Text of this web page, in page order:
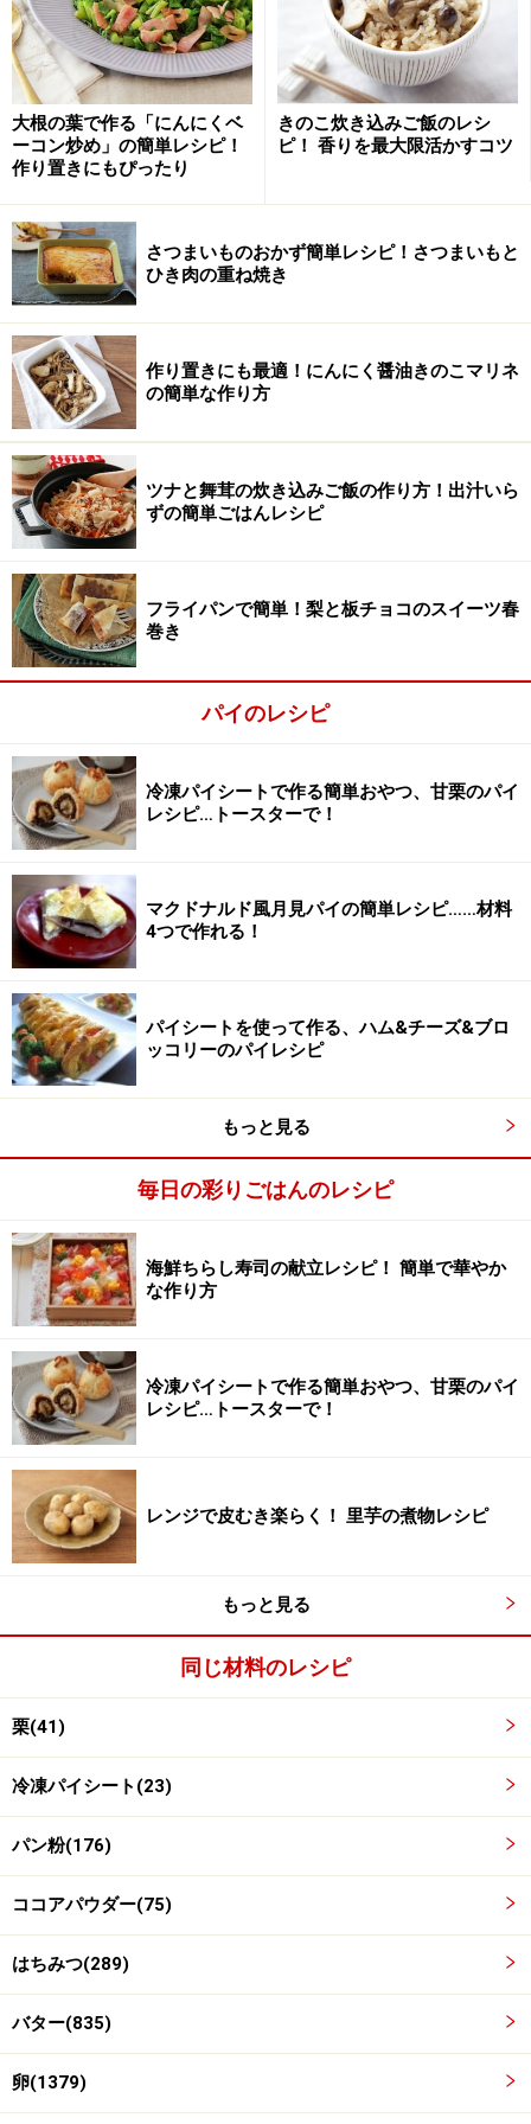
甘栗で簡単おやつパイの作り方・手順
■甘栗のパイ
1
めん棒で一回り大きくなるように伸ばす。
冷蔵庫に入れて、少し柔らかくなるまで解凍し、めん棒
で一回り大きくなるように伸ばす。
※すべて解凍してしまうと生地が引っ付きやすくなるの
で、半解凍くらいにすると扱いやすくなります。
2
全体がしっとりするまでよく混ぜる。
ボウルに、パン粉、ココアパウダー、はちみつ、牛乳を
加え、全体がしっとりするまでよく混ぜる。
3
ラップをひねりながら形をまとめる。
ラップに2のパン粉を広げ、真ん中に甘栗をのせる。パ
大根の葉で作る「にんにくベ
ーコン炒め」の簡単レシピ！
作り置きにもぴったり
きのこ炊き込みご飯のレシ
ピ！ 香りを最大限活かすコツ
さつまいものおかず簡単レシピ！さつまいもと
ひき肉の重ね焼き
作り置きにも最適！にんにく醤油きのこマリネ
の簡単な作り方
ツナと舞茸の炊き込みご飯の作り方！出汁いら
ずの簡単ごはんレシピ
フライパンで簡単！梨と板チョコのスイーツ春
巻き
パイのレシピ
冷凍パイシートで作る簡単おやつ、甘栗のパイ
レシピ…トースターで！
マクドナルド風月見パイの簡単レシピ……材料
4つで作れる！
パイシートを使って作る、ハム&チーズ&ブロ
ッコリーのパイレシピ
もっと見る
毎日の彩りごはんのレシピ
海鮮ちらし寿司の献立レシピ！ 簡単で華やか
な作り方
冷凍パイシートで作る簡単おやつ、甘栗のパイ
レシピ…トースターで！
レンジで皮むき楽らく！ 里芋の煮物レシピ
もっと見る
同じ材料のレシピ
栗(41)
冷凍パイシート(23)
パン粉(176)
ココアパウダー(75)
はちみつ(289)
バター(835)
卵(1379)